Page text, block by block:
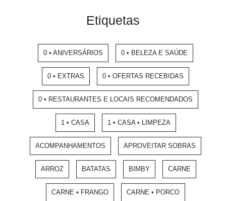
Etiquetas
0 • ANIVERSÁRIOS 0 • BELEZA E SAÚDE
0 • EXTRAS 0 • OFERTAS RECEBIDAS
0 • RESTAURANTES E LOCAIS RECOMENDADOS
1 • CASA 1 • CASA • LIMPEZA
ACOMPANHAMENTOS APROVEITAR SOBRAS
ARROZ BATATAS BIMBY CARNE
CARNE • FRANGO CARNE • PORCO